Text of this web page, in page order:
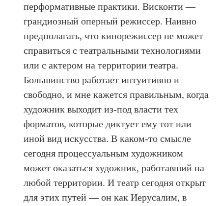
перформативные практики. Висконти —
грандиозный оперный режиссер. Наивно
предполагать, что кинорежиссер не может
справиться с театральными технологиями
или с актером на территории театра.
Большинство работает интуитивно и
свободно, и мне кажется правильным, когда
художник выходит из-под власти тех
форматов, которые диктует ему тот или
иной вид искусства. В каком-то смысле
сегодня процессуальным художником
может оказаться художник, работавший на
любой территории. И театр сегодня открыт
для этих путей — он как Иерусалим, в